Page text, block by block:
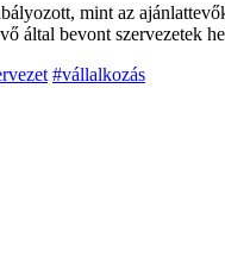
mint az
által bevont szervezetek
#vállalkozás